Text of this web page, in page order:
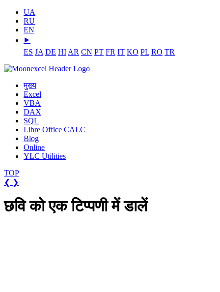
UA
RU
EN
⯈
ES JA DE HI AR CN PT FR IT KO PL RO TR
मुख्य
Excel
VBA
DAX
SQL
Libre Office CALC
Blog
Online
YLC Utilities
TOP
❮ ❯
छवि को एक टिप्पणी में डालें